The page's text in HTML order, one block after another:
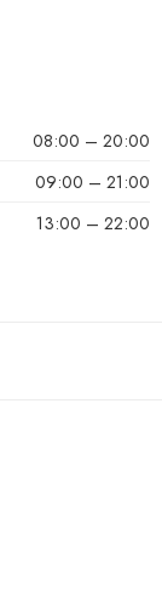
08:00 – 20:00
09:00 – 21:00
13:00 – 22:00